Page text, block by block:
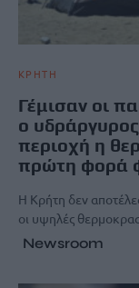
ΚΡΗΤΗ
Γέμισαν οι
ο
περιοχή η
πρώτη φορά
Η Κρήτη δεν
οι υψηλές
Newsroom